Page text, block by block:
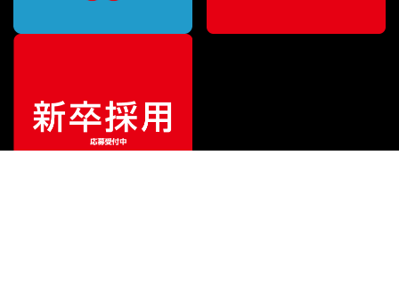
販売価格¥16,500（税込）